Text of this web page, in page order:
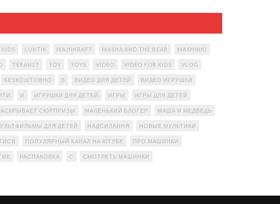
KIDS LUNTIK MAJNKRAFT MASHA AND THE BEAR MASHINKI
TERAN1T TOY TOYS VIDEO VIDEO FOR KIDS VLOG
БЕЗКОШТОВНО В ВИДЕО ДЛЯ ДЕТЕЙ ВИДЕО ИГРУШКИ
И ИГРУШКИ ДЛЯ ДЕТЕЙ ИГРЫ ИГРЫ ДЛЯ ДЕТЕЙ
СЮРПРИЗЫ МАЛЕНЬКИЙ БЛОГЕР МАША И МЕДВЕДЬ
ДЛЯ ДЕТЕЙ НАДСИЛАННЯ НОВЫЕ МУЛЬТИКИ
ПОПУЛЯРНЫЙ КАНАЛ НА ЮТУБЕ ПРО МАШИНКИ
РАСПАКОВКА С СМОТРЕТЬ МАШИНКИ